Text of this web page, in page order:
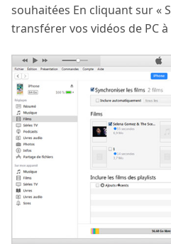
souhaitées En cliquant sur «
transférer vos vidéos de PC à